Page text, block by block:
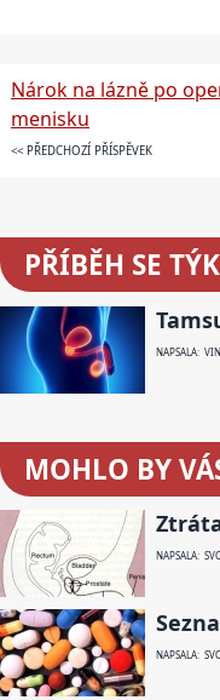
Nárok na lázně po
menisku
<< PŘEDCHOZÍ PŘÍSPĚVEK
PŘÍBĚH SE
NAPSALA:
MOHLO BY
NAPSALA:
NAPSALA: